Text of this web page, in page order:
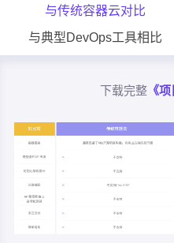
与传统容器云对比
与典型DevOps工具相比
下载完整《项